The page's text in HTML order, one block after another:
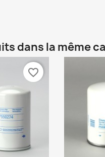
dans la même
favorite_border